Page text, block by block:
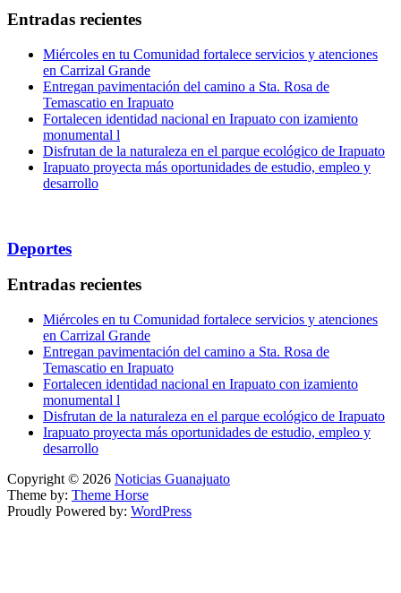
Entradas recientes
Miércoles en tu Comunidad fortalece servicios y atenciones
en Carrizal Grande
Entregan pavimentación del camino a Sta. Rosa de
Temascatio en Irapuato
Fortalecen identidad nacional en Irapuato con izamiento
monumental l
Disfrutan de la naturaleza en el parque ecológico de Irapuato
Irapuato proyecta más oportunidades de estudio, empleo y
desarrollo
Deportes
Entradas recientes
Miércoles en tu Comunidad fortalece servicios y atenciones
en Carrizal Grande
Entregan pavimentación del camino a Sta. Rosa de
Temascatio en Irapuato
Fortalecen identidad nacional en Irapuato con izamiento
monumental l
Disfrutan de la naturaleza en el parque ecológico de Irapuato
Irapuato proyecta más oportunidades de estudio, empleo y
desarrollo
Copyright © 2026 Noticias Guanajuato
Theme by: Theme Horse
Proudly Powered by: WordPress